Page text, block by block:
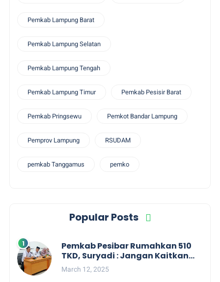
Pemkab Lampung Barat
Pemkab Lampung Selatan
Pemkab Lampung Tengah
Pemkab Lampung Timur Pemkab Pesisir Barat
Pemkab Pringsewu Pemkot Bandar Lampung
Pemprov Lampung RSUDAM
pemkab Tanggamus pemko
Popular Posts
Pemkab Pesibar Rumahkan 510
TKD, Suryadi : Jangan Kaitkan
Dengan Kepentingan Politik
March 12, 2025